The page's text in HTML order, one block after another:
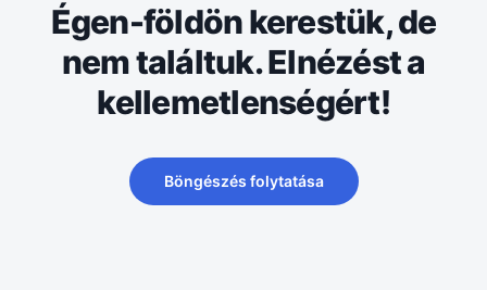
Égen-földön kerestük, de
nem találtuk. Elnézést a
kellemetlenségért!
Böngészés folytatása